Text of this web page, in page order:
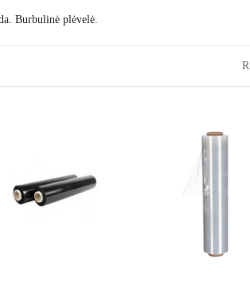
Burbulinė plėvelė.